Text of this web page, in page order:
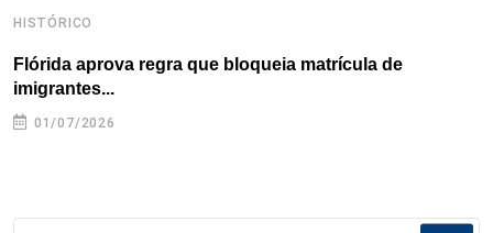
HISTÓRICO
Flórida aprova regra que bloqueia matrícula de
imigrantes...
01/07/2026